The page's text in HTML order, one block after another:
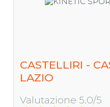
CASTELLIRI -
LAZIO
Valutazione 5.0/5